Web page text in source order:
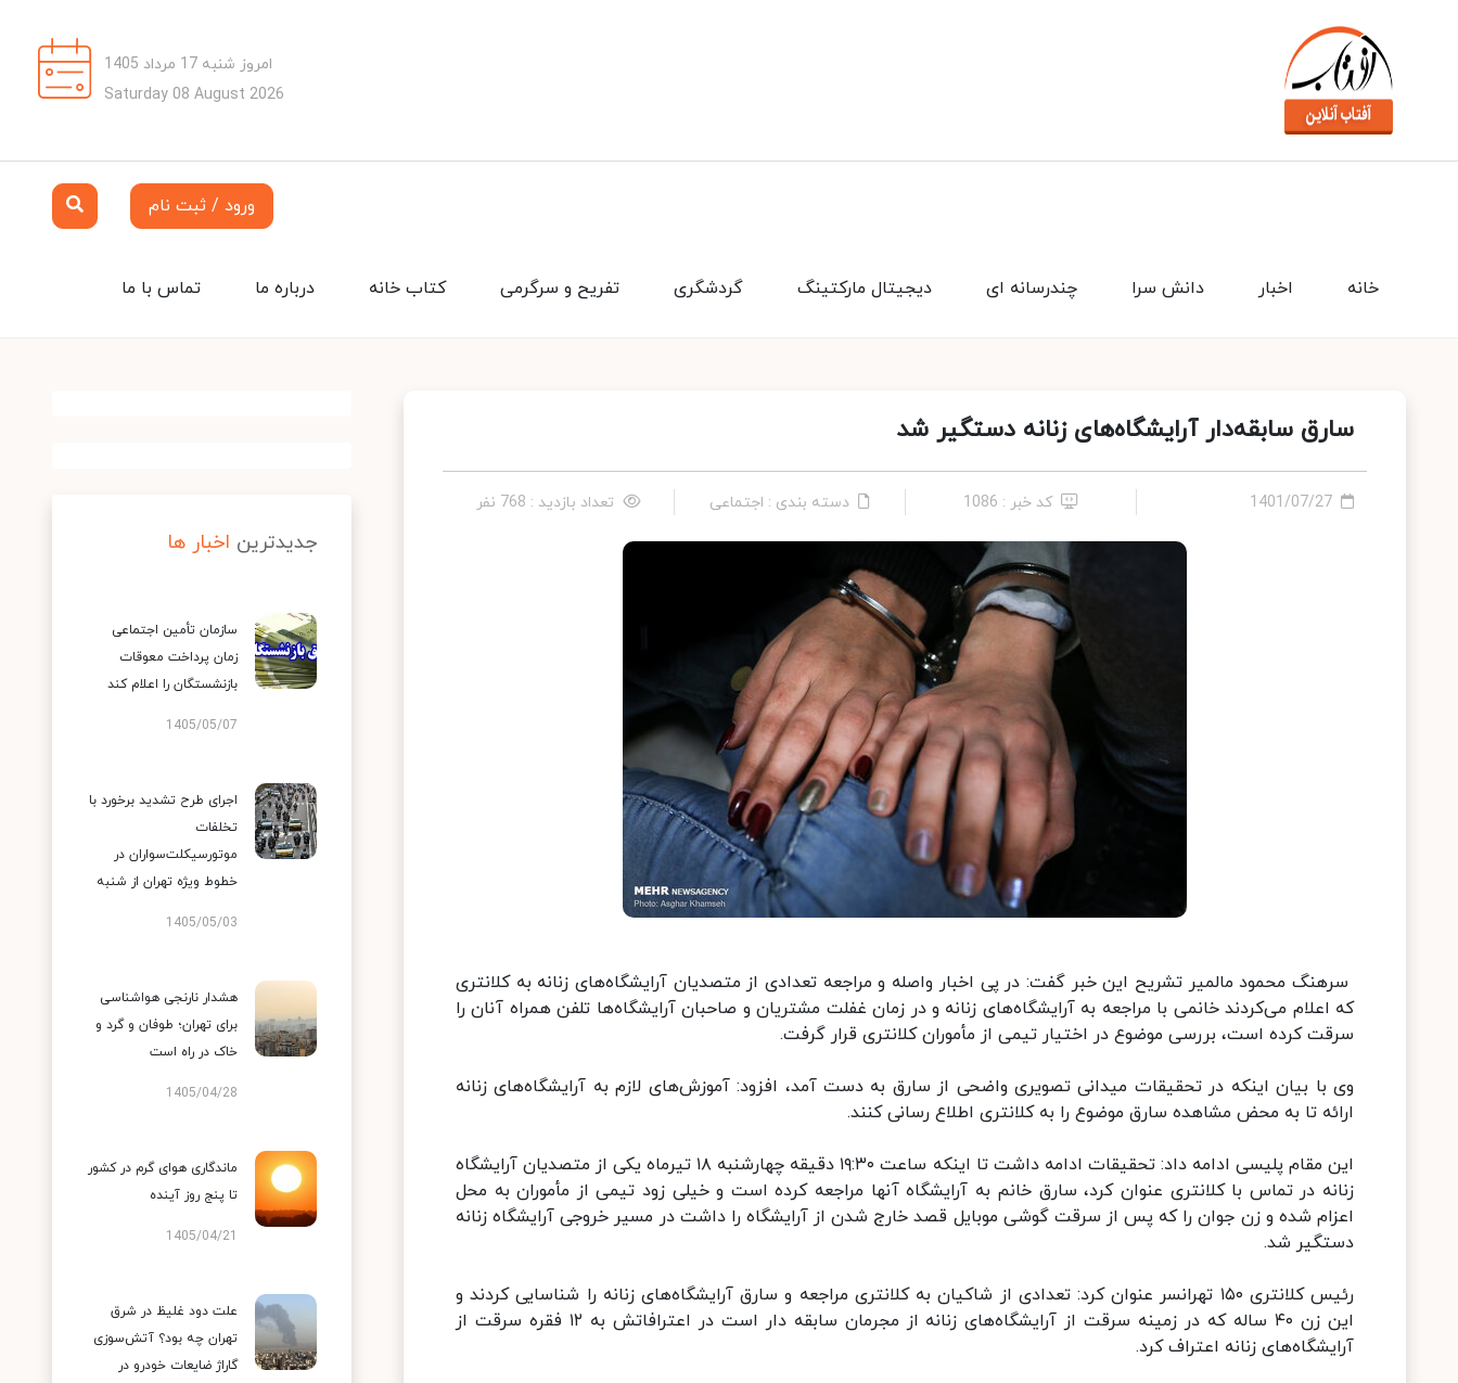
امروز شنبه 17 مرداد 1405
Saturday 08 August 2026
ورود / ثبت نام
تماس با ما درباره ما کتاب خانه تفریح و سرگرمی گردشگری دیجیتال مارکتینگ چندرسانه ای دانش سرا اخبار خانه
سارق سابقه‌دار آرایشگاه‌های زنانه دستگیر شد
1401/07/27 کد خبر : 1086 دسته بندی : اجتماعی تعداد بازدید : 768 نفر
سرهنگ محمود مالمیر تشریح این خبر گفت: در پی اخبار واصله و مراجعه تعدادی از متصدیان آرایشگاه‌های زنانه به کلانتری
که اعلام می‌کردند خانمی با مراجعه به آرایشگاه‌های زنانه و در زمان غفلت مشتریان و صاحبان آرایشگاه‌ها تلفن همراه آنان را
سرقت کرده است، بررسی موضوع در اختیار تیمی از مأموران کلانتری قرار گرفت.
وی با بیان اینکه در تحقیقات میدانی تصویری واضحی از سارق به دست آمد، افزود: آموزش‌های لازم به آرایشگاه‌های زنانه
ارائه تا به محض مشاهده سارق موضوع را به کلانتری اطلاع رسانی کنند.
این مقام پلیسی ادامه داد: تحقیقات ادامه داشت تا اینکه ساعت ۱۹:۳۰ دقیقه چهارشنبه ۱۸ تیرماه یکی از متصدیان آرایشگاه
زنانه در تماس با کلانتری عنوان کرد، سارق خانم به آرایشگاه آنها مراجعه کرده است و خیلی زود تیمی از مأموران به محل
اعزام شده و زن جوان را که پس از سرقت گوشی موبایل قصد خارج شدن از آرایشگاه را داشت در مسیر خروجی آرایشگاه زنانه
دستگیر شد.
رئیس کلانتری ۱۵۰ تهرانسر عنوان کرد: تعدادی از شاکیان به کلانتری مراجعه و سارق آرایشگاه‌های زنانه را شناسایی کردند و
این زن ۴۰ ساله که در زمینه سرقت از آرایشگاه‌های زنانه از مجرمان سابقه دار است در اعترافاتش به ۱۲ فقره سرقت از
آرایشگاه‌های زنانه اعتراف کرد.
جدیدترین اخبار ها
سازمان تأمین اجتماعی
زمان پرداخت معوقات
بازنشستگان را اعلام کند
1405/05/07
اجرای طرح تشدید برخورد با
تخلفات
موتورسیکلت‌سواران در
خطوط ویژه تهران از شنبه
1405/05/03
هشدار نارنجی هواشناسی
برای تهران؛ طوفان و گرد و
خاک در راه است
1405/04/28
ماندگاری هوای گرم در کشور
تا پنج روز آینده
1405/04/21
علت دود غلیظ در شرق
تهران چه بود؟ آتش‌سوزی
گاراژ ضایعات خودرو در